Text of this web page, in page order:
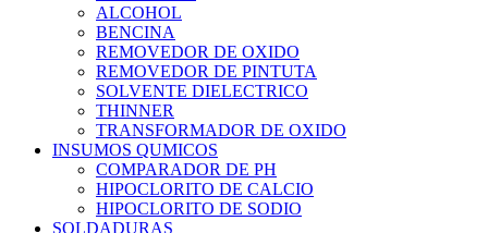
ALCOHOL
BENCINA
REMOVEDOR DE OXIDO
REMOVEDOR DE PINTUTA
SOLVENTE DIELECTRICO
THINNER
TRANSFORMADOR DE OXIDO
INSUMOS QUMICOS
COMPARADOR DE PH
HIPOCLORITO DE CALCIO
HIPOCLORITO DE SODIO
SOLDADURAS